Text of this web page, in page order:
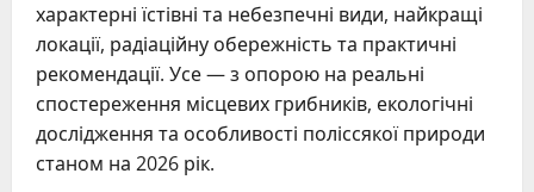
характерні їстівні та небезпечні види, найкращі
локації, радіаційну обережність та практичні
рекомендації. Усе — з опорою на реальні
спостереження місцевих грибників, екологічні
дослідження та особливості поліссякої природи
станом на 2026 рік.